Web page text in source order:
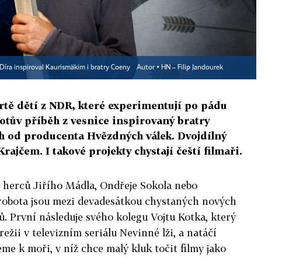
inspiroval Kaurismäkim i bratry Coeny Autor ▪ HN – Filip Jandourek
dětí z NDR, které experimentují po pádu
příběh z vesnice inspirovaný bratry
od producenta Hvězdných válek. Dvojdílný
I takové projekty chystají čeští filmaři.
Jiřího Mádla, Ondřeje Sokola nebo
jsou mezi devadesátkou chystaných nových
První následuje svého kolegu Vojtu Kotka, který
v televizním seriálu Nevinné lži, a natáčí
k moři, v níž chce malý kluk točit filmy jako